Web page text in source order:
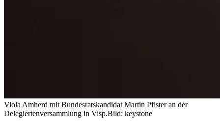
Viola Amherd mit Bundesratskandidat Martin Pfister an der
Delegiertenversammlung in Visp.Bild: keystone